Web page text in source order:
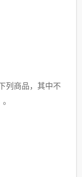
列商品，其中不